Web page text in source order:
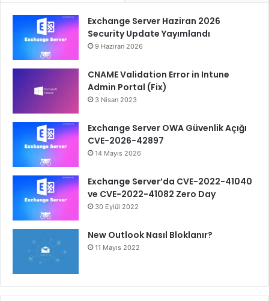
Exchange Server Haziran 2026
Security Update Yayımlandı
9 Haziran 2026
CNAME Validation Error in Intune
Admin Portal (Fix)
3 Nisan 2023
Exchange Server OWA Güvenlik Açığı
CVE-2026-42897
14 Mayıs 2026
Exchange Server’da CVE-2022-41040
ve CVE-2022-41082 Zero Day
30 Eylül 2022
New Outlook Nasıl Bloklanır?
11 Mayıs 2022